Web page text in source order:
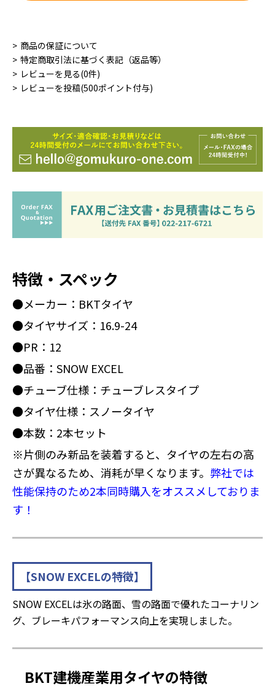
商品の保証について
特定商取引法に基づく表記（返品等）
レビューを見る(0件)
レビューを投稿(500ポイント付与)
特徴・スペック
●メーカー：BKTタイヤ
●タイヤサイズ：16.9-24
●PR：12
●品番：SNOW EXCEL
●チューブ仕様：チューブレスタイプ
●タイヤ仕様：スノータイヤ
●本数：2本セット
※片側のみ新品を装着すると、タイヤの左右の高
さが異なるため、消耗が早くなります。 弊社では
性能保持のため2本同時購入をオススメしておりま
す！
【SNOW EXCELの特徴】
SNOW EXCELは氷の路面、雪の路面で優れたコーナリン
グ、ブレーキパフォーマンス向上を実現しました。
BKT建機産業用タイヤの特徴